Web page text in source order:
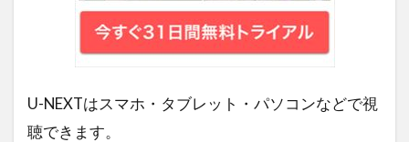
U-NEXTはスマホ・タブレット・パソコンなどで視
聴できます。